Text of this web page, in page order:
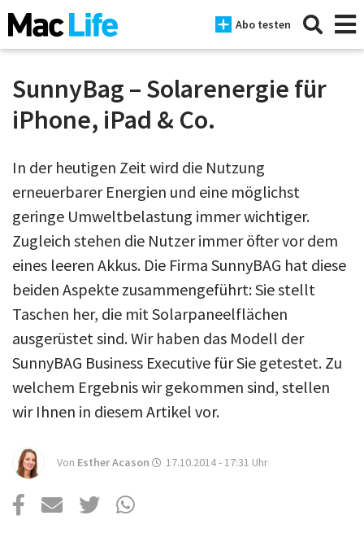
Abo testen
News
iPhone
Mac
iPad
Tests
Tipps
Magazine
Über uns
Podcast
SunnyBag – Solarenergie für
iPhone, iPad & Co.
In der heutigen Zeit wird die Nutzung
erneuerbarer Energien und eine möglichst
geringe Umweltbelastung immer wichtiger.
Zugleich stehen die Nutzer immer öfter vor dem
eines leeren Akkus. Die Firma SunnyBAG hat diese
beiden Aspekte zusammengeführt: Sie stellt
Taschen her, die mit Solarpaneelflächen
ausgerüstet sind. Wir haben das Modell der
SunnyBAG Business Executive für Sie getestet. Zu
welchem Ergebnis wir gekommen sind, stellen
wir Ihnen in diesem Artikel vor.
Von Esther Acason 17.10.2014 - 17:31 Uhr